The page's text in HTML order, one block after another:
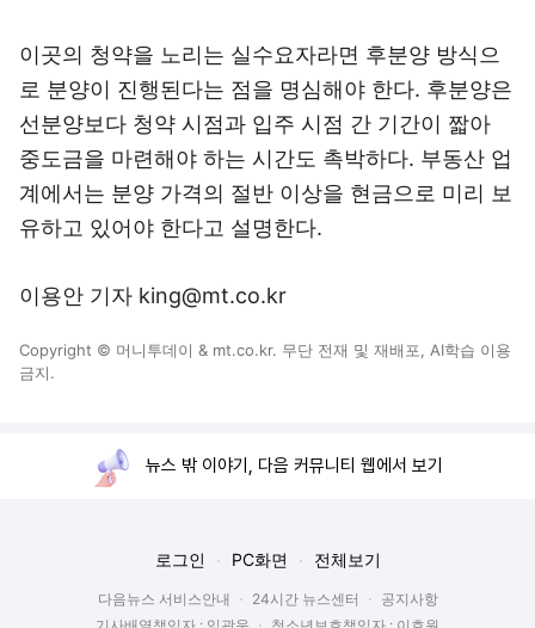
이곳의 청약을 노리는 실수요자라면 후분양 방식으
로 분양이 진행된다는 점을 명심해야 한다. 후분양은
선분양보다 청약 시점과 입주 시점 간 기간이 짧아
중도금을 마련해야 하는 시간도 촉박하다. 부동산 업
계에서는 분양 가격의 절반 이상을 현금으로 미리 보
유하고 있어야 한다고 설명한다.
이용안 기자 king@mt.co.kr
Copyright © 머니투데이 & mt.co.kr. 무단 전재 및 재배포, AI학습 이용
금지.
뉴스 밖 이야기, 다음 커뮤니티 웹에서 보기
로그인 PC화면 전체보기
다음뉴스 서비스안내 24시간 뉴스센터
공지사항